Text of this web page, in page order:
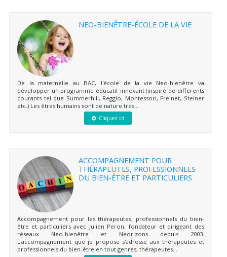
NEO-BIENÊTRE-ÉCOLE DE LA VIE
De la maternelle au BAC, l'école de la vie Neo-bienêtre va
développer un programme éducatif innovant (inspiré de différents
courants tel que Summerhill, Reggio, Montessori, Freinet, Steiner
etc.) Les êtres humains sont de nature très...
Cliquez ici
ACCOMPAGNEMENT POUR
THÉRAPEUTES, PROFESSIONNELS
DU BIEN-ÊTRE ET PARTICULIERS
Accompagnement pour les thérapeutes, professionnels du bien-
être et particuliers avec Julien Peron, fondateur et dirigeant des
réseaux Neo-bienêtre et Neorizons depuis 2003.
L'accompagnement que je propose s'adresse aux thérapeutes et
professionnels du bien-être en tout genres, thérapeutes...